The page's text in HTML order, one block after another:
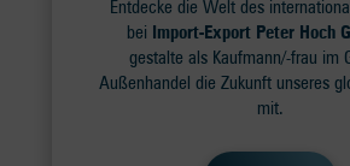
Entdecke die Welt des
bei Import-Export Peter Hoch
gestalte als Kaufmann/-frau im
Außenhandel die Zukunft unseres
mit.